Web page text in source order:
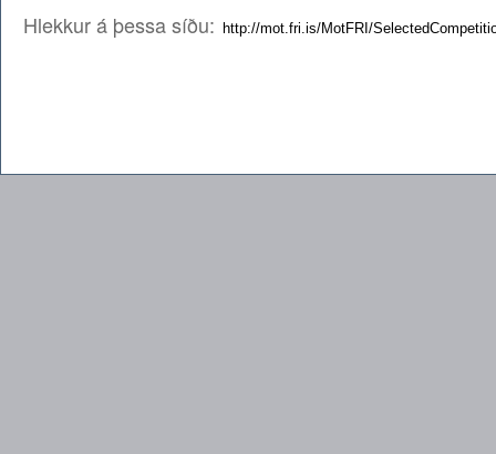
Hlekkur á þessa síðu: